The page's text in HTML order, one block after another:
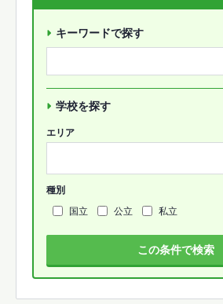
キーワードで探す
学校を探す
エリア
種別
国立
公立 私立
この条件で検索